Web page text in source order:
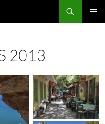
2013